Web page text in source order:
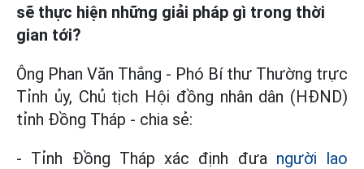
sẽ thực hiện những giải pháp gì trong thời
gian tới?
Ông Phan Văn Thắng - Phó Bí thư Thường trực
Tỉnh ủy, Chủ tịch Hội đồng nhân dân (HĐND)
tỉnh Đồng Tháp - chia sẻ:
- Tỉnh Đồng Tháp xác định đưa người lao